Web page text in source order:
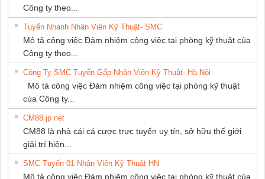
Công ty theo...
Tuyển Nhanh Nhân Viên Kỹ Thuật- SMC
Mô tả công việc Đảm nhiệm công việc tại phòng kỹ thuật của
Công ty theo...
Công Ty SMC Tuyển Gấp Nhân Viên Kỹ Thuật- Hà Nội
Mô tả công việc Đảm nhiệm công việc tại phòng kỹ thuật
của Công ty...
CM88 jp net
CM88 là nhà cái cá cược trực tuyến uy tín, sở hữu thế giới
giải trí hiện...
SMC Tuyển 01 Nhân Viên Kỹ Thuật-HN
Mô tả công việc Đảm nhiệm công việc tại phòng kỹ thuật của